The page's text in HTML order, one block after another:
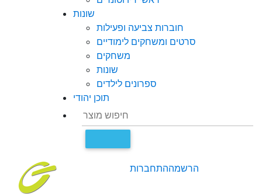
שונות
חוברות צביעה ופעילות
סרטים ומשחקים לימודיים
משחקים
שונות
ספרונים לילדים
תוכן יהודי
התחברותהרשמה